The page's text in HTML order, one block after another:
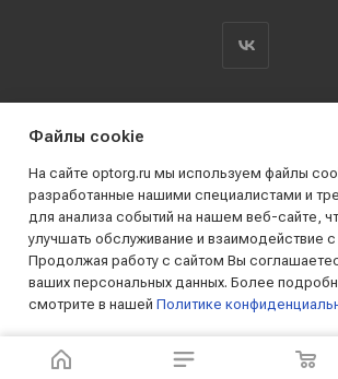
2019 - 2026 © АО КПК
Все права защищены
Файлы cookie
На сайте optorg.ru мы используем файлы
разработанные нашими специалистами и
для анализа событий на нашем веб-сайте,
улучшать обслуживание и взаимодействие
Продолжая работу с сайтом Вы
ваших персональных данных. Более
смотрите в нашей Политике
ПРИНИМАЮ